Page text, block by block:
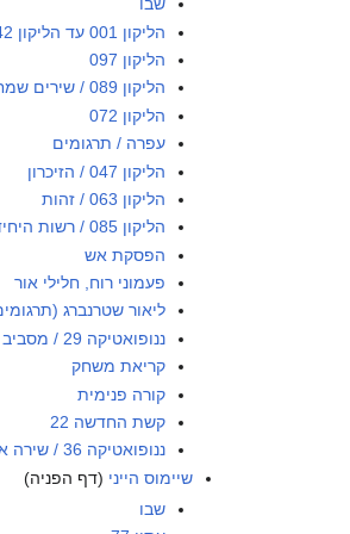
הליקון 001 עד הליקון 042
הליקון 097
הליקון 089 / שירים שמחים
הליקון 072
עפרה / תרגומים
הליקון 047 / הזיכרון
הליקון 063 / זהות
הליקון 085 / רשות היחיד 15
הפסקת אש
פעמוני רוח, חלילי אור
ליאור שטרנברג
ננופואטיקה 29 / מסביב לעולם 2
קריאת משחק
קורה פנימית
קשת החדשה 22
ננופואטיקה 36 / שירה אירית מודרנית
שיימוס הייני (דף הפניה)
שבו